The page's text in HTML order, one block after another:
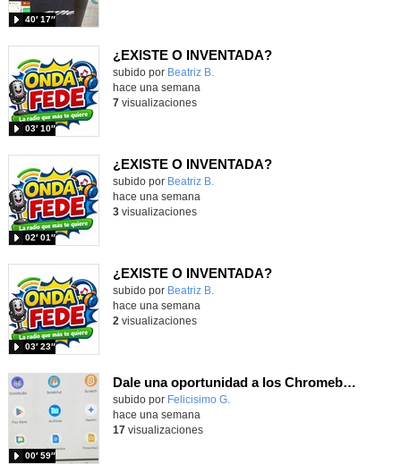
40′ 17″
¿EXISTE O INVENTADA?
Contenido educativo.
subido por Beatriz B.
03′ 10″
hace una semana
7visualizaciones
¿EXISTE O INVENTADA?
Contenido educativo.
subido por Beatriz B.
02′ 01″
hace una semana
3visualizaciones
¿EXISTE O INVENTADA?
Contenido educativo.
subido por Beatriz B.
03′ 23″
hace una semana
2 visualizaciones
Dale una oportunidad a los Chromebooks y utiliza un proyector para realizar talleres si no tienes pantallas táctiles
Contenido educativo.
subido por Felicisimo G.
00′ 59″
hace una semana
17visualizaciones